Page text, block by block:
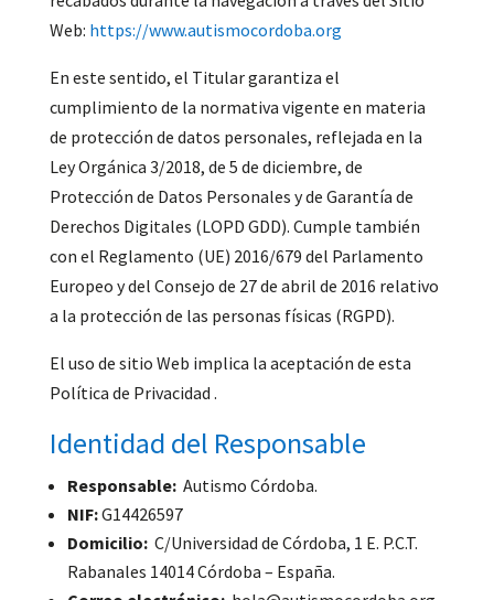
Web: https://www.autismocordoba.org
En este sentido, el Titular garantiza el
cumplimiento de la normativa vigente en materia
de protección de datos personales, reflejada en la
Ley Orgánica 3/2018, de 5 de diciembre, de
Protección de Datos Personales y de Garantía de
Derechos Digitales (LOPD GDD). Cumple también
con el Reglamento (UE) 2016/679 del Parlamento
Europeo y del Consejo de 27 de abril de 2016 relativo
a la protección de las personas físicas (RGPD).
El uso de sitio Web implica la aceptación de esta
Política de Privacidad .
Identidad del Responsable
Responsable:Autismo Córdoba.
NIF:G14426597
Domicilio:C/Universidad de Córdoba, 1 E. P.C.T.
Rabanales 14014 Córdoba – España.